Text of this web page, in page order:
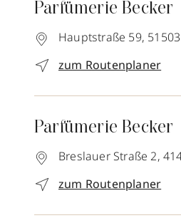
Parfümerie Becker
Hauptstraße 59, 51503
zum Routenplaner
Parfümerie Becker
Breslauer Straße 2,
zum Routenplaner